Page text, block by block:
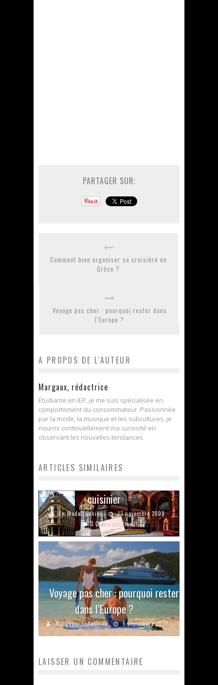
PARTAGER SUR:
Comment bien organiser sa croisière en
Grèce ?
Voyage pas cher : pourquoi rester dans
l’Europe ?
A PROPOS DE L'AUTEUR
Margaux, rédactrice
Étudiante en IEP, je me suis spécialisée en
comportement du consommateur. Passionnée
par la mode, la musique et les subcultures, je
nourris continuellement ma curiosité en
observant les nouvelles tendances.
ARTICLES SIMILAIRES
cuisinier
En Mode Fashion
13 novembre 2009
3 Commentaires
Voyage pas cher : pourquoi rester
dans l’Europe ?
Margaux, rédactrice 5 septembre 2022
LAISSER UN COMMENTAIRE